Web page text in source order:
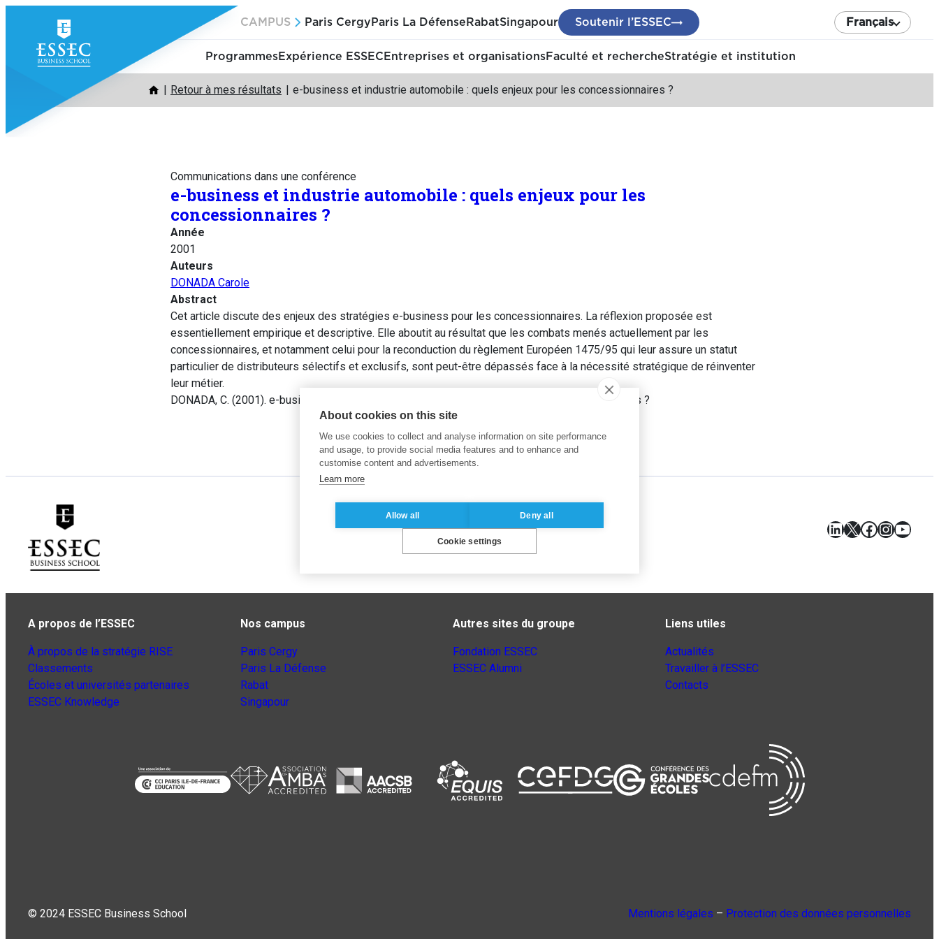
contenu
CAMPUS Paris Cergy Paris La Défense RabatSingapour Soutenir l’ESSEC Français
ProgrammesExpérience ESSEC Entreprises et organisationsFaculté et rechercheStratégie et institution
Retour à mes résultats e-business et industrie automobile : quels enjeux pour les concessionnaires ?
Communications dans une conférence
e-business et industrie automobile : quels enjeux pour les
concessionnaires ?
Année
2001
Auteurs
DONADA Carole
Abstract
Cet article discute des enjeux des stratégies e-business pour les concessionnaires. La réflexion proposée est
essentiellement empirique et descriptive. Elle aboutit au résultat que les combats menés actuellement par les
concessionnaires, et notamment celui pour la reconduction du règlement Européen 1475/95 qui leur assure un statut
particulier de distributeurs sélectifs et exclusifs, sont peut-être dépassés face à la nécessité stratégique de réinventer
leur métier.
DONADA, C. (2001). e-business et industrie automobile : quels enjeux pour les concessionnaires ?
LinkedIn
X Facebook
A propos de l’ESSEC
À propos de la stratégie RISE
Classements
Écoles et universités partenaires
ESSEC Knowledge
Nos campus
Paris Cergy
Paris La Défense
Rabat
Singapour
Autres sites du groupe
Fondation ESSEC
ESSEC Alumni
Liens utiles
Actualités
Travailler à l’ESSEC
Contacts
© 2024 ESSEC Business School Mentions légales – Protection des données personnelles
About cookies on this site
We use cookies to collect and analyse information on site performance
and usage, to provide social media features and to enhance and
customise content and advertisements.
Learn more
Allow all Deny all
Cookie settings